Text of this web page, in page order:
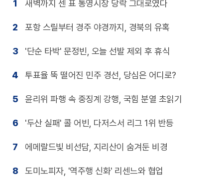
1 새벽까지 센 표 통영시장 당락 그대로였다
2 포항 스릴부터 경주 야경까지, 경북의 유혹
3 '단순 타박' 문정빈, 오늘 선발 제외 후 휴식
4 투표율 뚝 떨어진 민주 경선, 당심은 어디로?
5 윤리위 파행 속 중징계 강행, 국힘 분열 초읽기
6 '두산 실패' 콜 어빈, 다저스서 리그 1위 반등
7 에메랄드빛 비선담, 지리산이 숨겨둔 비경
8 도미노피자, '역주행 신화' 리센느와 협업